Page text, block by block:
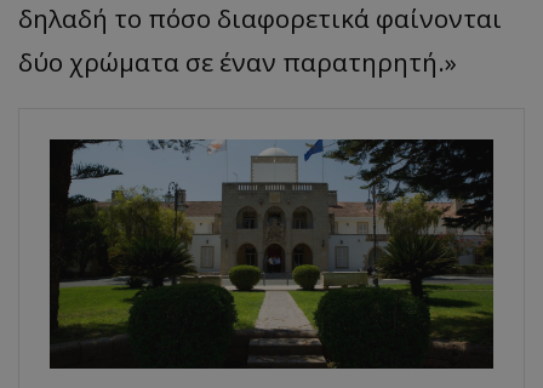
δηλαδή το πόσο διαφορετικά φαίνονται
δύο χρώματα σε έναν παρατηρητή.»